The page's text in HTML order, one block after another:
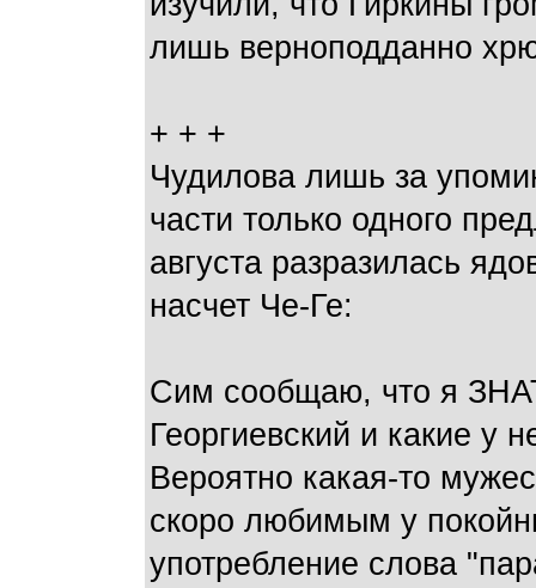
лишь верноподданно
+ + +
Чудилова лишь за
части только одного
августа разразилась
насчет Че-Ге:
Сим сообщаю, что я
Георгиевский и какие у
Вероятно какая-то
скоро любимым у
употребление слова